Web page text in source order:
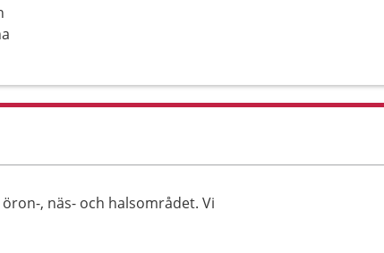
, näs- och halsområdet. Vi